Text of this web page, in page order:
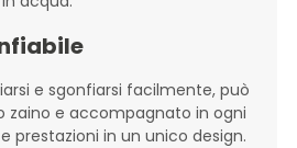
e sgonfiarsi facilmente, può
zaino e accompagnato in ogni
prestazioni in un unico design.